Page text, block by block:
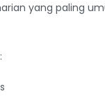
yang paling